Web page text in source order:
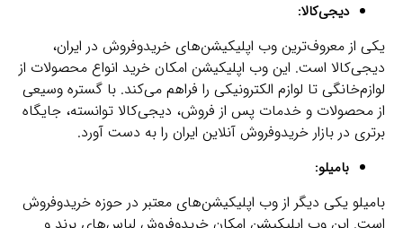
دیجی‌کالا:
یکی از معروف‌ترین وب اپلیکیشن‌های خریدوفروش در ایران،
دیجی‌کالا است. این وب اپلیکیشن امکان خرید انواع محصولات از
لوازم‌خانگی تا لوازم الکترونیکی را فراهم می‌کند. با گستره وسیعی
از محصولات و خدمات پس از فروش، دیجی‌کالا توانسته، جایگاه
برتری در بازار خریدوفروش آنلاین ایران را به دست آورد.
بامیلو:
بامیلو یکی دیگر از وب اپلیکیشن‌های معتبر در حوزه خریدوفروش